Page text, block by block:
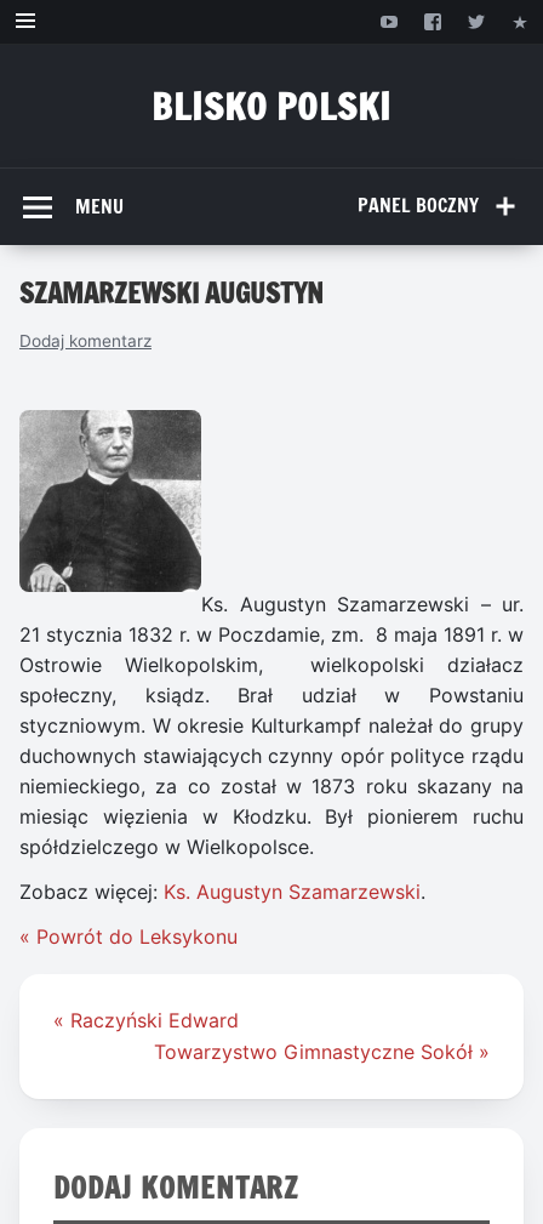
Przejdź
BLISKO POLSKI
PANEL BOCZNY
MENU
SZAMARZEWSKI AUGUSTYN
Dodaj komentarz
Ks. Augustyn Szamarzewski – ur.
21 stycznia 1832 r. w Poczdamie, zm. 8 maja 1891 r. w
Ostrowie Wielkopolskim, wielkopolski działacz
społeczny, ksiądz. Brał udział w Powstaniu
styczniowym. W okresie Kulturkampf należał do grupy
duchownych stawiających czynny opór polityce rządu
niemieckiego, za co został w 1873 roku skazany na
miesiąc więzienia w Kłodzku. Był pionierem ruchu
spółdzielczego w Wielkopolsce.
Zobacz więcej: Ks. Augustyn Szamarzewski.
« Powrót do Leksykonu
Nawigacja
« Raczyński Edward
Towarzystwo Gimnastyczne Sokół »
DODAJ KOMENTARZ